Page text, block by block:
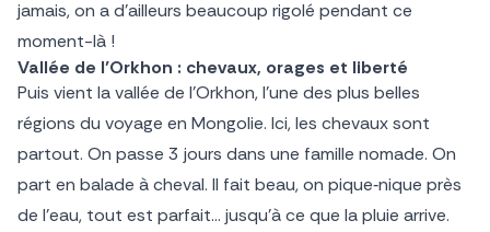
jamais, on a d’ailleurs beaucoup rigolé pendant ce
moment-là !
Vallée de l’Orkhon : chevaux, orages et liberté
Puis vient la vallée de l’Orkhon, l’une des plus belles
régions du voyage en Mongolie. Ici, les chevaux sont
partout. On passe 3 jours dans une famille nomade. On
part en balade à cheval. Il fait beau, on pique‑nique près
de l’eau, tout est parfait… jusqu’à ce que la pluie arrive.